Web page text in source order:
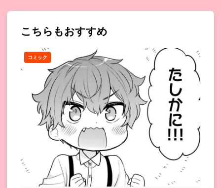
こちらもおすすめ
コミック